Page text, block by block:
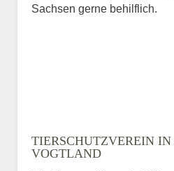
Sachsen gerne behilflich.
TIERSCHUTZVEREIN
VOGTLAND